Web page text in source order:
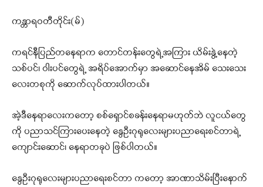
ကန္တာရဝတီတိုင်း(မ်)
ကရင်နီပြည်တနေရာက တောင်တန်းတွေရဲ့အကြား ယိမ်းနွဲ့နေတဲ့
သစ်ပင်၊ ဝါးပင်တွေရဲ့ အရိပ်အောက်မှာ အဆောင်နေအိမ် သေးသေး
လေးတစုကို ဆောက်လုပ်ထားပါတယ်။
အဲ့ဒီနေရာလေးကတော့ စစ်ရှောင်စခန်းနေရာမဟုတ်ဘဲ လူငယ်တွေ
ကို ပညာသင်ကြားပေးနေတဲ့ နွေဦးဂုရုလေးများပညာရေးစင်တာရဲ့
ကျောင်းဆောင်၊ နေရာတခုပဲ ဖြစ်ပါတယ်။
နွေဦးဂုရုလေးများပညာရေးစင်တာ ကတော့ အာဏာသိမ်းပြီးနောက်